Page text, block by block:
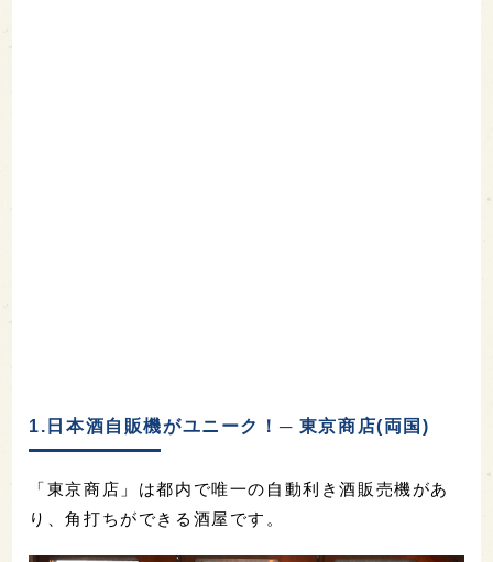
1.日本酒自販機がユニーク！─ 東京商店(両国)
「東京商店」は都内で唯一の自動利き酒販売機があ
り、角打ちができる酒屋です。